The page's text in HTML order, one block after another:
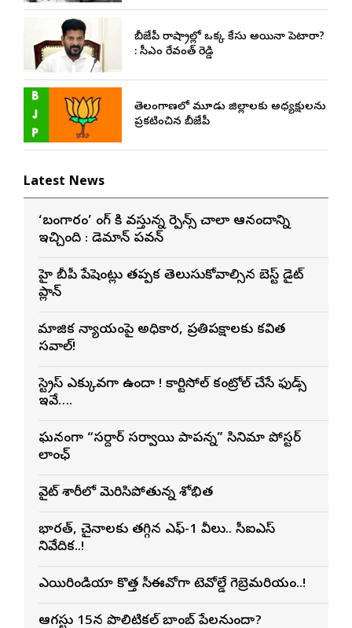
బీజేపీ రాష్ట్రాల్లో ఒక్క కేసు అయినా పెట్టారా?
: సీఎం రేవంత్ రెడ్డి
తెలంగాణలో మూడు జిల్లాలకు అధ్యక్షులను
ప్రకటించిన బీజేపీ
Latest News
‘బంగారం’ సాంగ్ కి వస్తున్న రెస్పాన్స్ చాలా ఆనందాన్ని
ఇచ్చింది : డెమాన్ పవన్
హై బీపీ పేషెంట్లు తప్పక తెలుసుకోవాల్సిన బెస్ట్ డైట్
ప్లాన్
సామాజిక న్యాయంపై అధికార, ప్రతిపక్షాలకు కవిత
సవాల్!
స్ట్రెస్ ఎక్కువగా ఉందా ! కార్టిసోల్ కంట్రోల్ చేసే ఫుడ్స్
ఇవే….
ఘనంగా “సర్దార్ సర్వాయి పాపన్న” సినిమా పోస్టర్
లాంఛ్
వైట్ శారీలో మెరిసిపోతున్న శోభిత
భారత్, చైనాలకు తగ్గిన ఎఫ్-1 వీసాలు.. సీఐఎస్
నివేదిక..!
ఎయిరిండియా కొత్త సీఈవోగా టెవోల్డే గెబ్రెమరియం..!
ఆగస్టు 15న పొలిటికల్ బాంబ్ పేలనుందా?